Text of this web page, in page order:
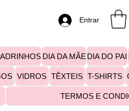
Entrar
DIA DA MÃE DIA DO PAI
VIDROS TÊXTEIS T-SHIRTS
TERMOS E